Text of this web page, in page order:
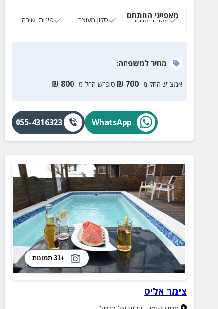
מאפייני המתחם
מטבח מאובזר סלון מעוצב פינות ישיבה
מחירלמשפחה:
אמצ”ש החל מ- 700
₪ סופ”ש החל מ- 800
₪
WhatsApp
055-4316323
+31 תמונות
צימר אליס